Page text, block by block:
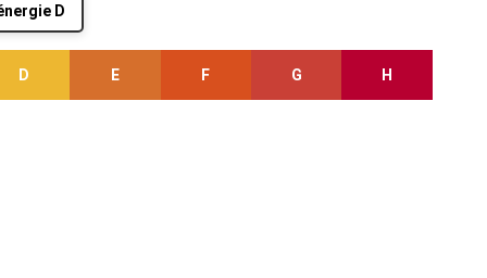
D
D E F G H